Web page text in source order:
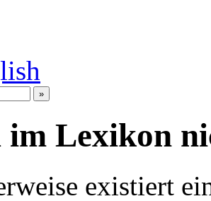
Lexikon
existiert